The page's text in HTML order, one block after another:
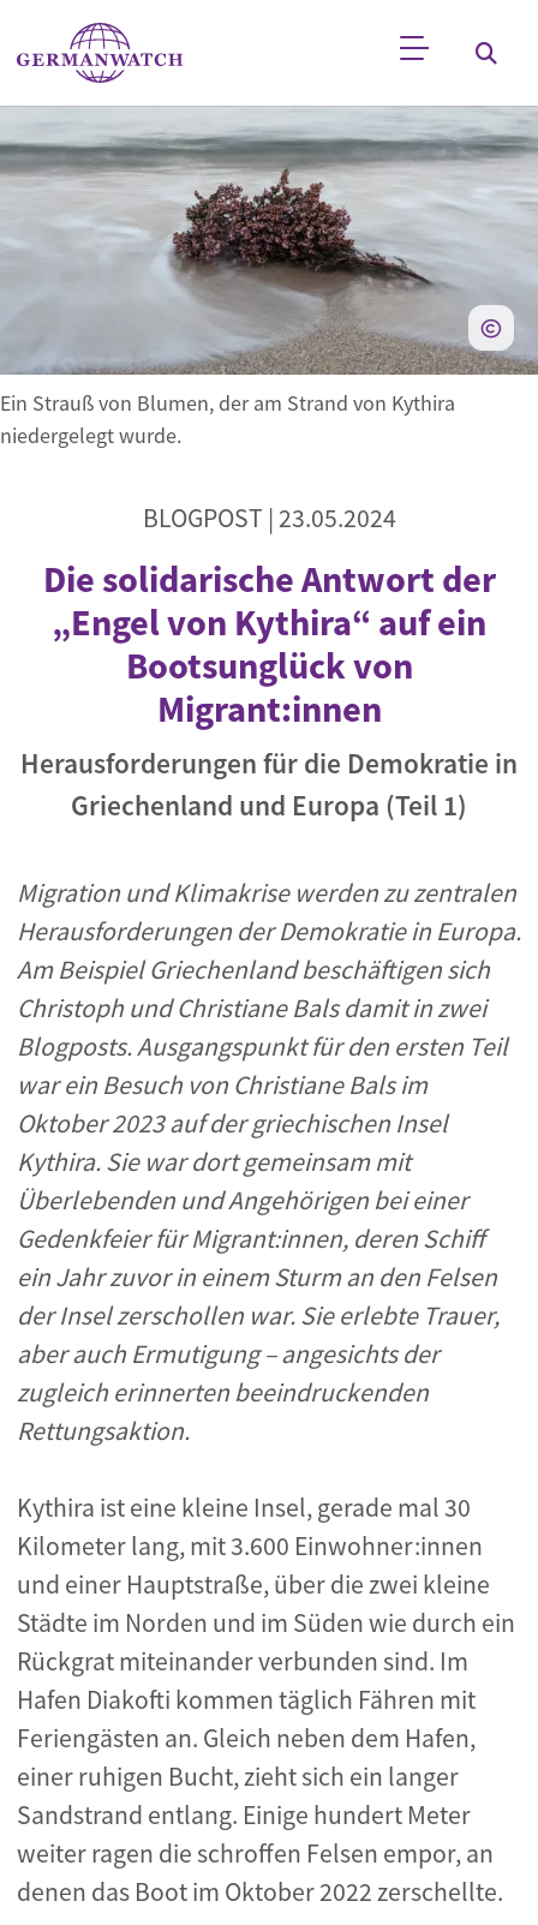
Direkt zum Inhalt
Stichwortsuche
Ein Strauß von Blumen, der am Strand von Kythira
niedergelegt wurde.
BLOGPOST | 23.05.2024
Die solidarische Antwort der
„Engel von Kythira“ auf ein
Bootsunglück von
Migrant:innen
Herausforderungen für die Demokratie in
Griechenland und Europa (Teil 1)
Migration und Klimakrise werden zu zentralen
Herausforderungen der Demokratie in Europa.
Am Beispiel Griechenland beschäftigen sich
Christoph und Christiane Bals damit in zwei
Blogposts. Ausgangspunkt für den ersten Teil
war ein Besuch von Christiane Bals im
Oktober 2023 auf der griechischen Insel
Kythira. Sie war dort gemeinsam mit
Überlebenden und Angehörigen bei einer
Gedenkfeier für Migrant:innen, deren Schiff
ein Jahr zuvor in einem Sturm an den Felsen
der Insel zerschollen war. Sie erlebte Trauer,
aber auch Ermutigung – angesichts der
zugleich erinnerten beeindruckenden
Rettungsaktion.
Kythira ist eine kleine Insel, gerade mal 30
Kilometer lang, mit 3.600 Einwohner:innen
und einer Hauptstraße, über die zwei kleine
Städte im Norden und im Süden wie durch ein
Rückgrat miteinander verbunden sind. Im
Hafen Diakofti kommen täglich Fähren mit
Feriengästen an. Gleich neben dem Hafen,
einer ruhigen Bucht, zieht sich ein langer
Sandstrand entlang. Einige hundert Meter
weiter ragen die schroffen Felsen empor, an
denen das Boot im Oktober 2022 zerschellte.